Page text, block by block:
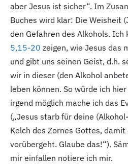
aber Jesus ist sicher“. Im
Buches wird klar: Die Weisheit
den Gefahren des Alkohols. Ich
5,15-20 zeigen, wie Jesus das
und gibt uns seinen Geist, d.h.
wir in dieser (den Alkohol
leben können. So würde ich hier
irgend möglich mache ich das
(„Jesus starb für deine
Kelch des Zornes Gottes,
vorübergeht. Glaube das!“).
mir einfallen notiere ich mir.